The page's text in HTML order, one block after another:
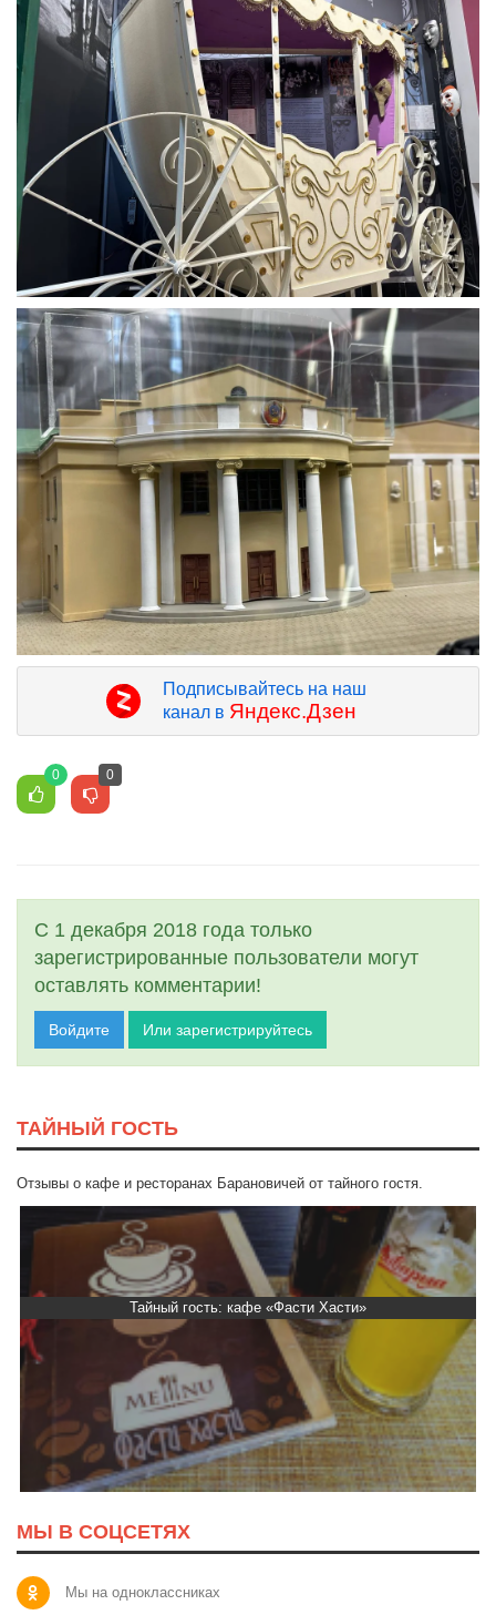
Подписывайтесь на наш
канал в Яндекс.Дзен
0 0
С 1 декабря 2018 года только
зарегистрированные пользователи могут
оставлять комментарии!
Войдите Или зарегистрируйтесь
ТАЙНЫЙ ГОСТЬ
Отзывы о кафе и ресторанах Барановичей от тайного гостя.
Тайный гость: кафе «Фасти Хасти»
МЫ В СОЦСЕТЯХ
Мы на одноклассниках